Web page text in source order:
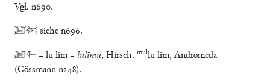
Vgl. n690.
𒇻𒀬 siehe n696.
𒇻𒅆 = lu-lim = lulīmu, Hirsch. mullu-lim, Andromeda
(Gössmann n248).